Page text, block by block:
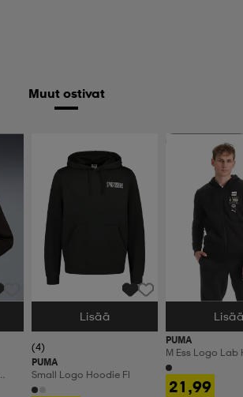
Muut ostivat
Valitse Koko
Lisää
(4)
PUMA
Small Logo Hoodie Fl
Huippuedullinen
Valitse Koko
PUMA
M Ess Logo Lab
Hood
21,99